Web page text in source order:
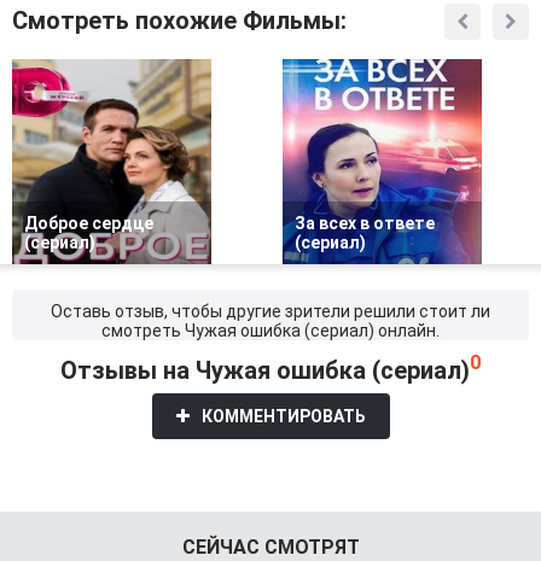
Смотреть похожие Фильмы:
Доброе сердце
(сериал)
За всех в ответе
(сериал)
Оставь отзыв, чтобы другие зрители решили стоит ли
смотреть Чужая ошибка (сериал) онлайн.
Отзывы на Чужая ошибка (сериал)0
КОММЕНТИРОВАТЬ
СЕЙЧАС СМОТРЯТ